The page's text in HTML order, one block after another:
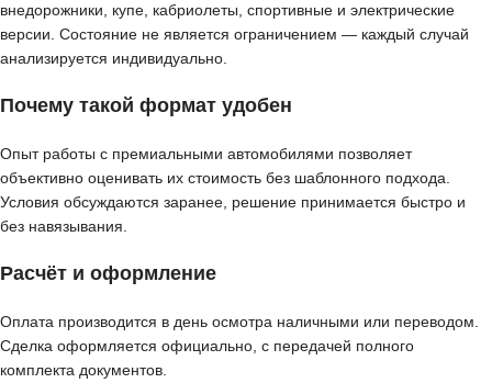
внедорожники, купе, кабриолеты, спортивные и электрические
версии. Состояние не является ограничением — каждый случай
анализируется индивидуально.
Почему такой формат удобен
Опыт работы с премиальными автомобилями позволяет
объективно оценивать их стоимость без шаблонного подхода.
Условия обсуждаются заранее, решение принимается быстро и
без навязывания.
Расчёт и оформление
Оплата производится в день осмотра наличными или переводом.
Сделка оформляется официально, с передачей полного
комплекта документов.